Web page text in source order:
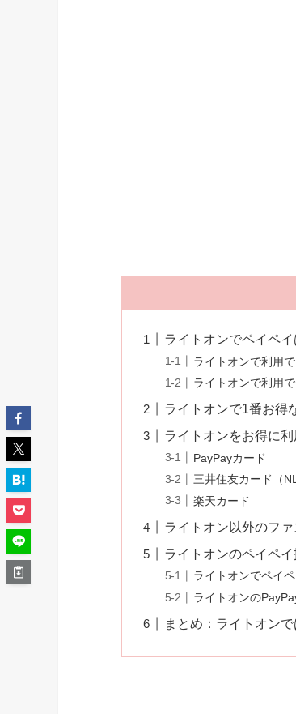
ライトオンでペイペイ
ライトオンで利用
ライトオンで利用
ライトオンで1番お得
ライトオンをお得に
PayPayカード
三井住友カード（NL
楽天カード
ライトオン以外のフ
ライトオンのペイペ
ライトオンでペイ
ライトオンの
まとめ：ライトオン